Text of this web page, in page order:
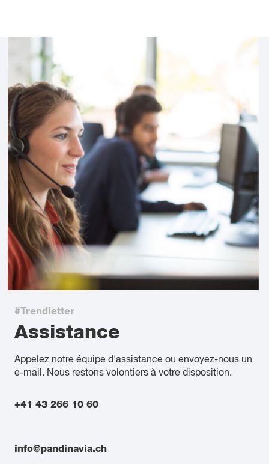
#Trendletter
Assistance
Appelez notre équipe d'assistance ou envoyez-nous un
e-mail. Nous restons volontiers à votre disposition.
+41 43 266 10 60
info@pandinavia.ch